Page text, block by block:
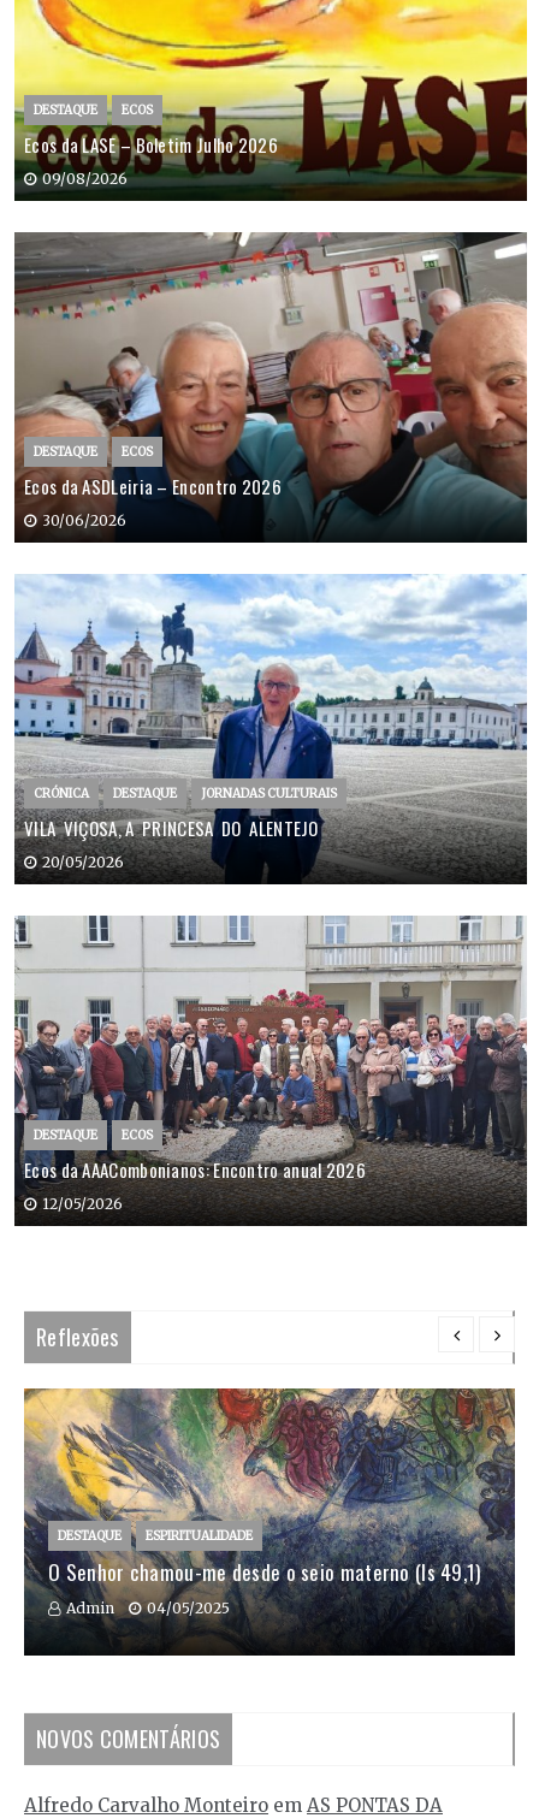
DESTAQUE ECOS
Ecos da LASE – Boletim Julho 2026
09/08/2026
DESTAQUE ECOS
Ecos da ASDLeiria – Encontro 2026
30/06/2026
CRÓNICA DESTAQUE JORNADAS CULTURAIS
VILA VIÇOSA, A PRINCESA DO ALENTEJO
20/05/2026
DESTAQUE ECOS
Ecos da AAACombonianos: Encontro anual 2026
12/05/2026
Reflexões
DESTAQUE ESPIRITUALIDADE
O Senhor chamou-me desde o seio materno (Is 49,1)
Admin 04/05/2025
NOVOS COMENTÁRIOS
Alfredo Carvalho Monteiro em AS PONTAS DA